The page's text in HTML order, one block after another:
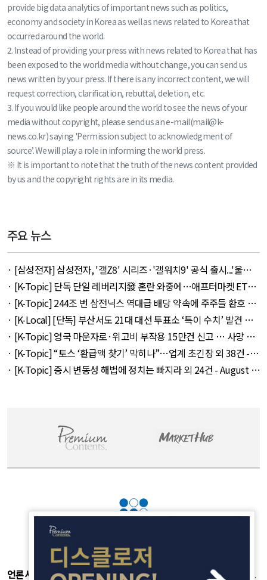
provide big data analytics of important news such as politics,
economy and society in Korea as well as news related to Korea that
occurred around the world.
2. Instead of providing your press with news related to Korea that has
been exposed to the world media without change, you can send us
news written by your press. If there is any incorrect content, we will
request correction, clarification, rebuttal, deletion, etc.
3. If you would like people around the world to see the news of your
media without copyright, please send us an e-mail(mail@k-
news.co.kr) saying 'Permission subject to acknowledgment of
source’. We will play a role in informing the world press.
※ It is important to note that the truth of the news content provided
by us and the copyright rights are in its media.
주요 뉴스
· [삼성전자] 삼성전자, '갤Z8' 시리즈·'갤워치9' 공식 출시...'울트
라' 257만 7300원 외 51건 - August 6, 2026
· [K-Topic] 단독 단일 레버리지發 혼란 와중에…애프터마켓 ETF
거래 강행 외 71건 - August 6, 2026
· [K-Topic] 244조 번 삼전닉스 역대급 배당 약속에 주주들 환호 외
21건 - August 6, 2026
· [K-Local] [단독] 부산서도 21대 대선 투표소 ‘특이 수치’ 발견 외
14건 - August 6, 2026
· [K-Topic] 영국 마운자로·위고비 부작용 15만건 신고 … 사망 연
관 사례 153건 외 50건 - August 6, 2026
· [K-Topic] “토스 ‘환급액 찾기’ 막히나”…업계 초긴장 외 38건 -
August 6, 2026
· [K-Topic] 증시 변동성 해법에 정치는 빠지라 외 24건 - August 6,
언론사소개 |개인정보취급방침|광고후원 부가서비스|기사제보